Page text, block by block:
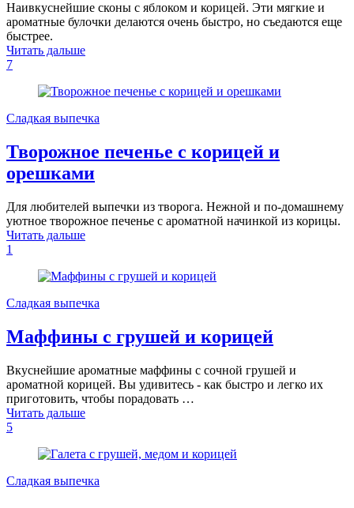
Наивкуснейшие сконы с яблоком и корицей. Эти мягкие и
ароматные булочки делаются очень быстро, но съедаются еще
быстрее.
Читать дальше
7
Сладкая выпечка
Творожное печенье с корицей и
орешками
Для любителей выпечки из творога. Нежной и по-домашнему
уютное творожное печенье с ароматной начинкой из корицы.
Читать дальше
1
Сладкая выпечка
Маффины с грушей и корицей
Вкуснейшие ароматные маффины с сочной грушей и
ароматной корицей. Вы удивитесь - как быстро и легко их
приготовить, чтобы порадовать …
Читать дальше
5
Сладкая выпечка